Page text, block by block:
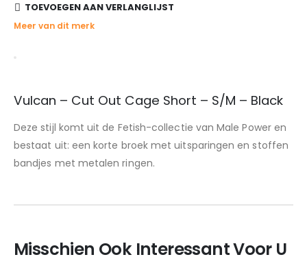
TOEVOEGEN AAN VERLANGLIJST
Meer van dit merk
Vulcan – Cut Out Cage Short – S/M – Black
Deze stijl komt uit de Fetish-collectie van Male Power en
bestaat uit: een korte broek met uitsparingen en stoffen
bandjes met metalen ringen.
Misschien Ook Interessant Voor U